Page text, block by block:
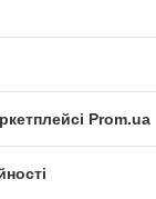
Prom.ua